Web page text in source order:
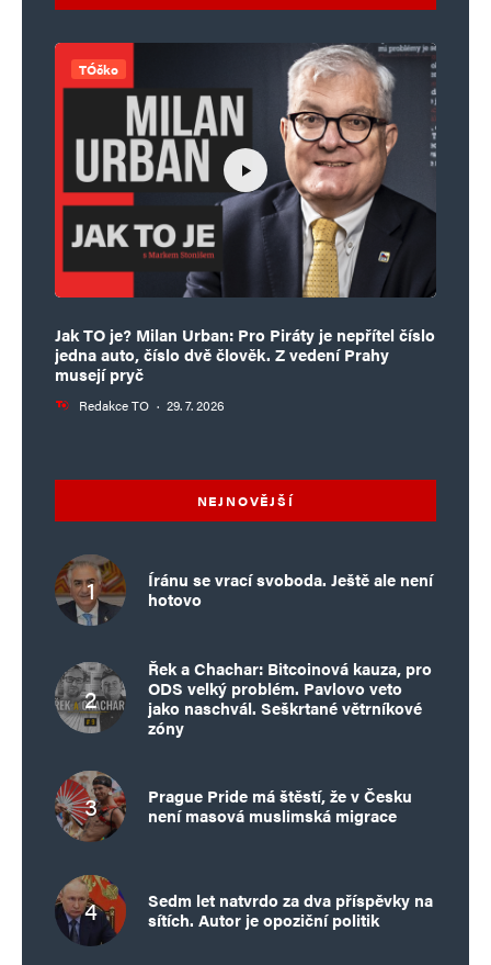
TÓčko
Jak TO je? Milan Urban: Pro Piráty je nepřítel číslo
jedna auto, číslo dvě člověk. Z vedení Prahy
musejí pryč
Redakce TO · 29. 7. 2026
NEJNOVĚJŠÍ
Íránu se vrací svoboda. Ještě ale není
hotovo
Řek a Chachar: Bitcoinová kauza, pro
ODS velký problém. Pavlovo veto
jako naschvál. Seškrtané větrníkové
zóny
Prague Pride má štěstí, že v Česku
není masová muslimská migrace
Sedm let natvrdo za dva příspěvky na
sítích. Autor je opoziční politik